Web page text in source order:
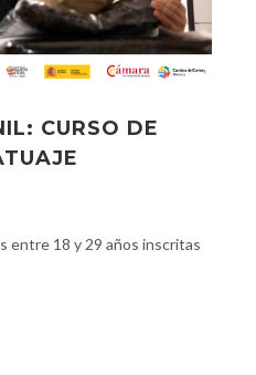
CURSO DE
entre 18 y 29 años inscritas